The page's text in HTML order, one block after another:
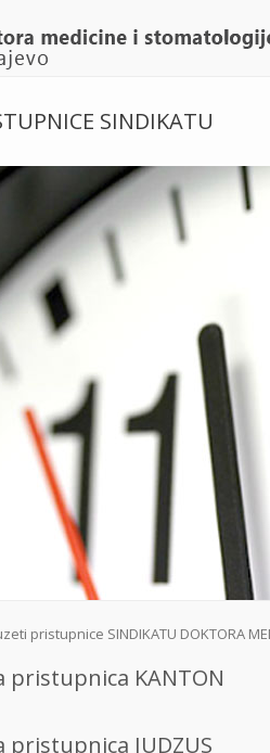
SINDIKATU
pristupnice SINDIKATU DOKTORA
pristupnica KANTON
pristupnica JUDZUS